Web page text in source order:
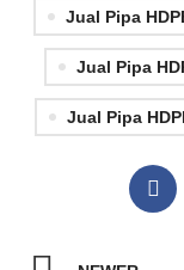
Jual Pipa
Jual Pipa
Jual Pipa